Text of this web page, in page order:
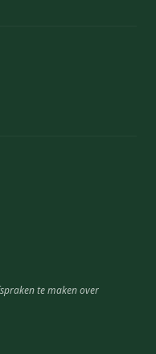
te maken over